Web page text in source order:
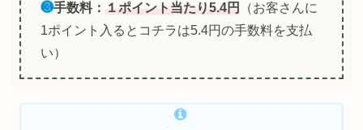
❸手数料： １ポイント当たり5.4円
（お客さんに
1ポイント入るとコチラは5.4円の手数料を支払
い）